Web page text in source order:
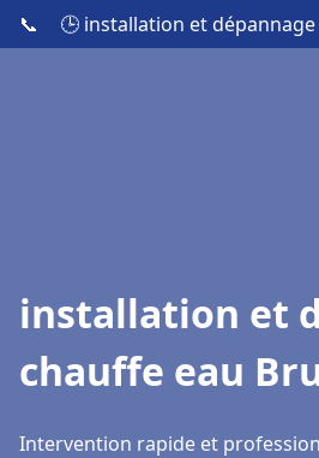
📞 🕒 installation et
installation et
chauffe eau
Intervention rapide et